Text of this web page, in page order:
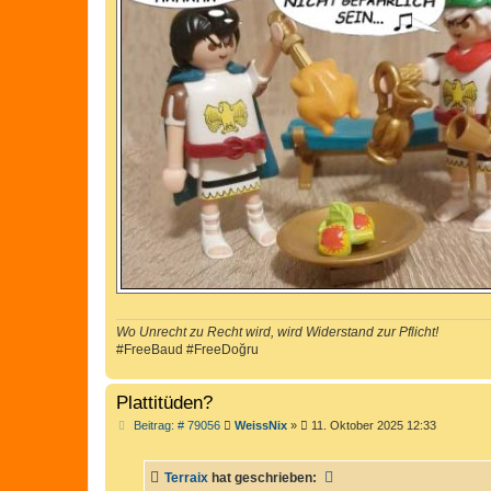
g
Wo Unrecht zu Recht wird, wird Widerstand zur Pflicht!
#FreeBaud #FreeDoğru
Plattitüden?
Beitrag: # 79056B
r
WeissNix» 11. Oktober 2025 12:33
Terraix hat geschrieben: